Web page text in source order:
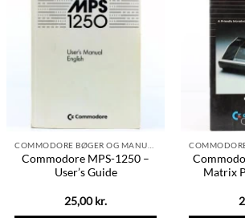
Commodore MPS-1250 –
User’s Guide
25,00kr.
Matrix